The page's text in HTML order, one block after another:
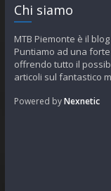
Chi siamo
MTB Piemonte è il
Puntiamo ad una
offrendo tutto il
articoli sul fantastico
Powered byNexnetic